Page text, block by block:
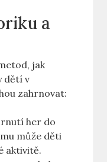
a
jak
dětí v
zahrnovat:
her do
může děti
aktivitě.